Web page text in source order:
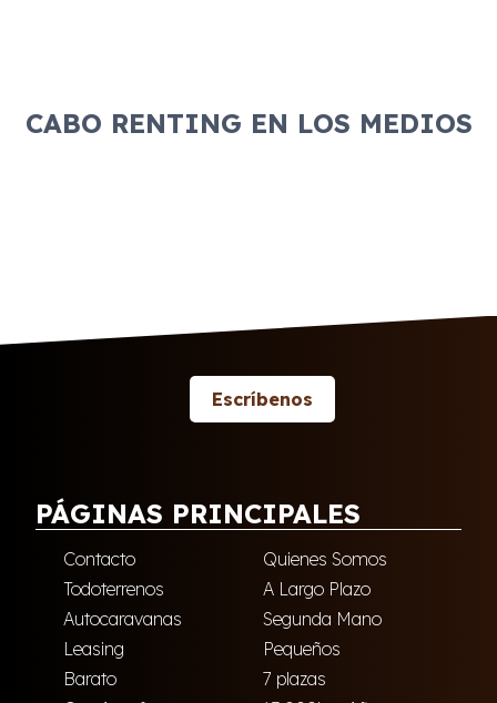
CABO RENTING EN LOS MEDIOS
Escríbenos
PÁGINAS PRINCIPALES
Contacto
Quienes Somos
Todoterrenos
A Largo Plazo
Autocaravanas
Segunda Mano
Leasing
Pequeños
Barato
7 plazas